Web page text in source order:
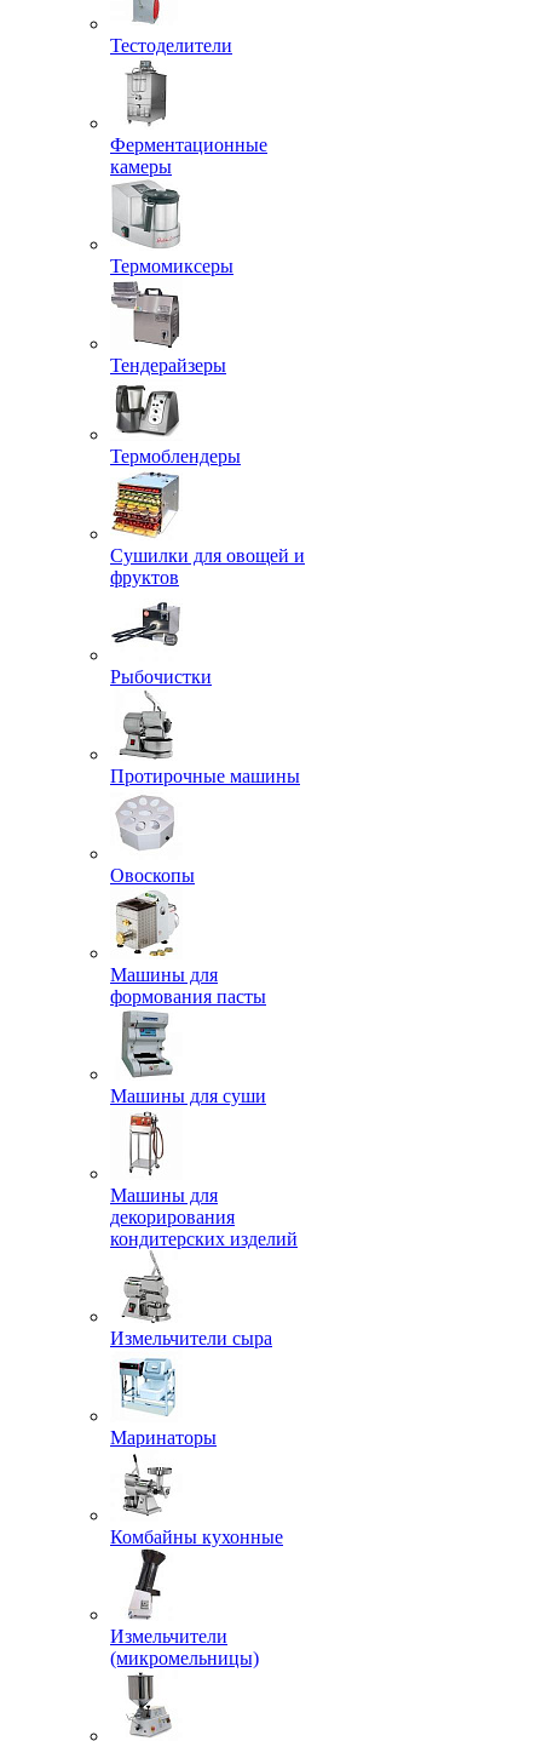
Тестоделители
Ферментационные
камеры
Термомиксеры
Тендерайзеры
Термоблендеры
Сушилки для овощей и
фруктов
Рыбочистки
Протирочные машины
Овоскопы
Машины для
формования пасты
Машины для суши
Машины для
декорирования
кондитерских изделий
Измельчители сыра
Маринаторы
Комбайны кухонные
Измельчители
(микромельницы)